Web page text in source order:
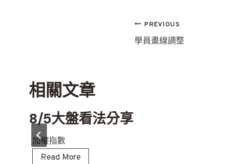
文
章
PREVIOUS
學員畫線調整
相關文章
8/5大盤看法分享
加權指數
Read More8